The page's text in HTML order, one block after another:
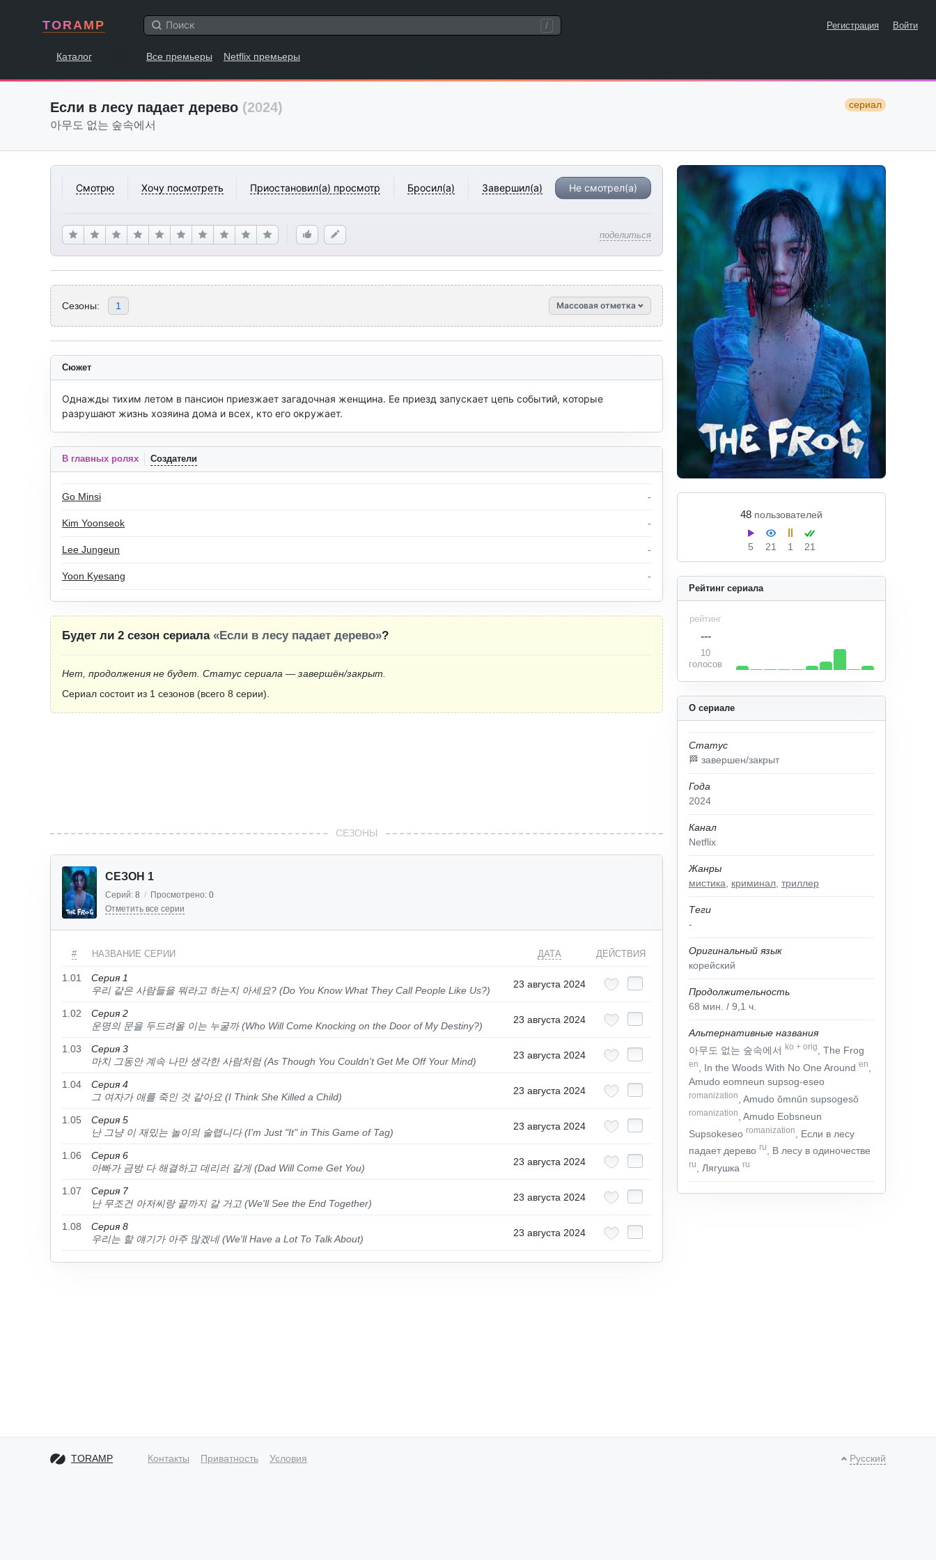
TORAMP / Регистрация Войти
Каталог Все премьеры Netflix премьеры
Если в лесу падает дерево (2024) сериал
아무도 없는 숲속에서
Смотрю Хочу посмотреть Приостановил(а) просмотр Бросил(а) Завершил(а) Не смотрел(а)
поделиться
48 пользователей
5 21 1 21
Сезоны: 1 Массовая отметка
О сериале
Статус
🏁 завершен/закрыт
Года
2024
Канал
Netflix
Жанры
мистика
криминал триллер
Теги
-
Оригинальный язык
корейский
Продолжительность
68 мин. / 9,1 ч.
Альтернативные названия
아무도 없는 숲속에서 ko + orig , The Frog
en , In the Woods With No One Around en
Amudo eomneun supsog-eseo
romanization , Amudo ŏmnŭn supsogesŏ
romanization
, Amudo Eobsneun
Supsokeseo romanization
, Если в лесу
падает дерево ru , В лесу в одиночестве
ru , Лягушка ru
Рейтинг сериала
рейтинг
---
10
голосов
Сюжет
Однажды тихим летом в пансион приезжает загадочная женщина. Ее приезд запускает цепь событий, которые
разрушают жизнь хозяина дома и всех, кто его окружает.
В главных ролях Создатели
Go Minsi -
Kim Yoonseok -
Lee Jungeun -
Yoon Kyesang -
Будет ли 2 сезон сериала «Если в лесу падает дерево»?
Нет, продолжения не будет. Статус сериала — завершён/закрыт.
Сериал состоит из 1 сезонов (всего 8 серии).
СЕЗОНЫ
СЕЗОН 1
Серий: 8 / Просмотрено: 0
Отметить все серии
# НАЗВАНИЕ СЕРИИ ДАТА ДЕЙСТВИЯ
1.01
Серия 1
우리 같은 사람들을 뭐라고 하는지 아세요? (Do You Know What They Call People Like Us?)
23 августа 2024
1.02
Серия 2
운명의 문을 두드려올 이는 누굴까 (Who Will Come Knocking on the Door of My Destiny?)
23 августа 2024
1.03
Серия 3
마치 그동안 계속 나만 생각한 사람처럼 (As Though You Couldn't Get Me Off Your Mind)
23 августа 2024
1.04
Серия 4
그 여자가 애를 죽인 것 같아요 (I Think She Killed a Child)
23 августа 2024
1.05
Серия 5
난 그냥 이 재밌는 놀이의 술랩니다 (I'm Just "It" in This Game of Tag)
23 августа 2024
1.06
Серия 6
아빠가 금방 다 해결하고 데리러 갈게 (Dad Will Come Get You)
23 августа 2024
1.07
Серия 7
난 무조건 아저씨랑 끝까지 갈 거고 (We'll See the End Together)
23 августа 2024
1.08
Серия 8
우리는 할 얘기가 아주 많겠네 (We'll Have a Lot To Talk About)
23 августа 2024
TORAMP Контакты Приватность Условия Русский